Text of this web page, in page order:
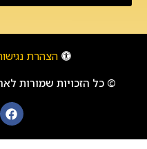
הצהרת
© כל הזכויות שמורות